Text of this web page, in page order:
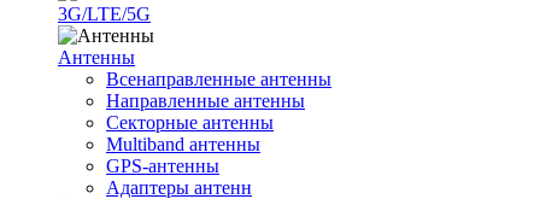
3G/LTE/5G
Антенны
Всенаправленные антенны
Направленные антенны
Секторные антенны
Multiband антенны
GPS-антенны
Адаптеры антенн